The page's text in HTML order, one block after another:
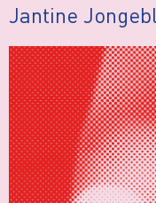
Jantine